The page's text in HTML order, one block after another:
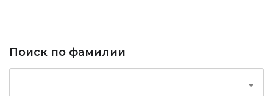
Поиск по фамилии